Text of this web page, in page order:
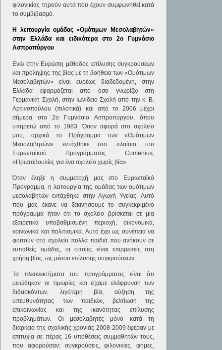
φιλονικίας τηρούν αυτά που έχουν συμφωνηθεί κατά
το συμβιβασμό.
Η λειτουργία ομάδας «Ομότιμων Μεσολαβητών»
στην Ελλάδα και ειδικότερα στο 2ο Γυμνάσιο
Ασπροπύργου
Ενώ στην Ευρώπη μέθοδος επίλυσης συγκρούσεων
και πρόληψης της βίας με τη βοήθεια των «Ομότιμων
Μεσολαβητών» είναι ευρέως διαδεδομένη, στην
Ελλάδα εφαρμόζεται από όσο γνωρίζω στη
Γερμανική Σχολή, στην Ιωνίδειο Σχολή από την κ. Β.
Αρτινοπούλου (πιλοτικά) και από το 2006 μέχρι
σήμερα στο 2ο Γυμνάσιο Ασπροπύργου, όπου
υπηρετώ από το 1983. Όσον αφορά στο σχολείο
μου, αρχικά το Πρόγραμμα των «Ομότιμων
Μεσολαβητών» εντάχθηκε στο πλαίσιο του
Ευρωπαϊκού Προγράμματος Comenius,
«Πρωτοβουλίες για ένα σχολείο χωρίς βία».
Όταν έληξε η συμμετοχή μας στο Ευρωπαϊκό
Πρόγραμμα, η λειτουργία της ομάδας των ομότιμων
μεσολαβητών εντάχθηκε στην Αγωγή Υγείας. Αυτό
που μας έκανε να ξεκινήσουμε το συγκεκριμένο
πρόγραμμα ήταν ότι το σχολείο βρίσκεται σε μία
εξαιρετικά υποβαθμισμένη περιοχή, οικονομικά,
κοινωνικά και πολιτισμικά. Αυτό έχει ως συνέπεια να
φοιτούν στο σχολείο πολλά παιδιά που ανήκουν σε
ευπαθείς ομάδες, οι οποίες είναι επιρρεπείς στη
χρήση βίας, ως μέσου επίλυσης συγκρούσεων.
Τα πλεονεκτήματα του προγράμματος είναι ότι
μειώθηκαν οι τιμωρίες και είχαμε ελάφρυνση των
διδασκόντων, λιγότερη βία, αύξηση της
υπευθυνότητας των παιδιών, βελτίωση της
επικοινωνίας και της ικανότητας επίλυσης
προβλημάτων. Οι μεσολαβητές μόνο κατά τη
διάρκεια της σχολικής χρονιάς 2008-2009 έφεραν με
επιτυχία σε πέρας 16 υποθέσεις συμμαθητών τους,
που αφορούσαν: συγκρούσεις, φιλονικίες, φήμες,